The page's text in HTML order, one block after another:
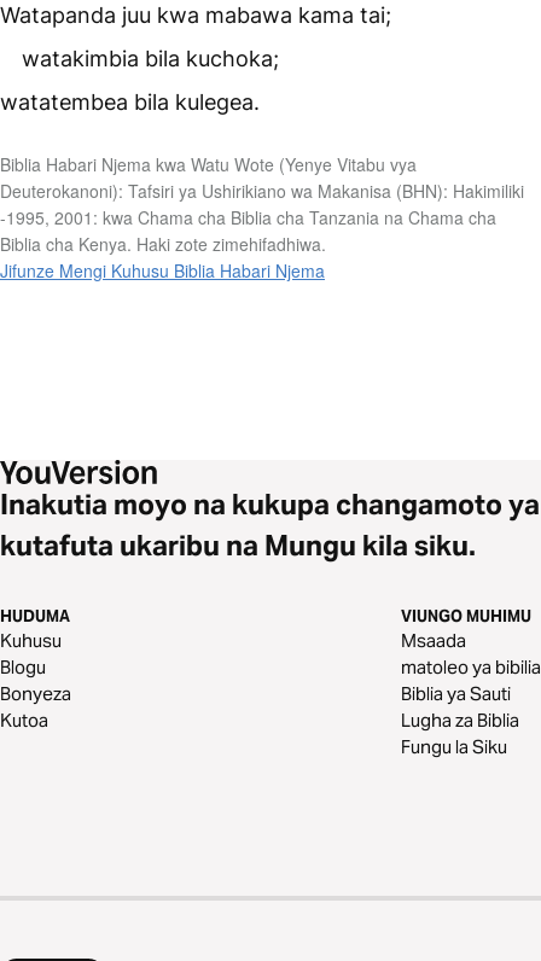
Watapanda juu kwa mabawa kama tai;
watakimbia bila kuchoka;
watatembea bila kulegea.
Biblia Habari Njema kwa Watu Wote (Yenye Vitabu vya
Deuterokanoni): Tafsiri ya Ushirikiano wa Makanisa (BHN): Hakimiliki
-1995, 2001: kwa Chama cha Biblia cha Tanzania na Chama cha
Biblia cha Kenya. Haki zote zimehifadhiwa.
Jifunze Mengi Kuhusu Biblia Habari Njema
Inakutia moyo na kukupa changamoto ya
kutafuta ukaribu na Mungu kila siku.
HUDUMA
Kuhusu
Blogu
Bonyeza
Kutoa
VIUNGO MUHIMU
Msaada
matoleo ya bibilia
Biblia ya Sauti
Lugha za Biblia
Fungu la Siku